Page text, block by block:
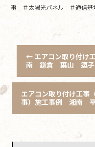
事 ＃太陽光パネル ＃通信
← エアコン取り付け
南 鎌倉 葉山 逗子
エアコン取り付け工事
事）施工事例 湘南